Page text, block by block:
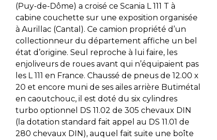
(Puy-de-Dôme) a croisé ce Scania L 111 T à
cabine couchette sur une exposition organisée
à Aurillac (Cantal). Ce camion propriété d’un
collectionneur du département affiche un bel
état d’origine. Seul reproche à lui faire, les
enjoliveurs de roues avant qui n’équipaient pas
les L 111 en France. Chaussé de pneus de 12.00 x
20 et encore muni de ses ailes arrière Butimétal
en caoutchouc, il est doté du six cylindres
turbo optionnel DS 11.02 de 305 chevaux DIN
(la dotation standard fait appel au DS 11.01 de
280 chevaux DIN), auquel fait suite une boîte